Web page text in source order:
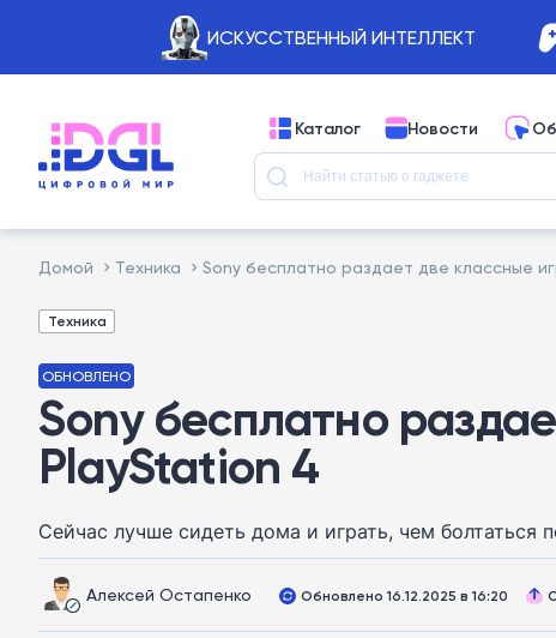
ИСКУССТВЕННЫЙ ИНТЕЛЛЕКТ
Каталог Новости
Домой Техника Sony бесплатно раздает две классные
Техника
ОБНОВЛЕНО
Sony бесплатно
PlayStation 4
Сейчас лучше сидеть дома и играть, чем болтаться
Алексей Остапенко Обновлено 16.12.2025 в 16:20